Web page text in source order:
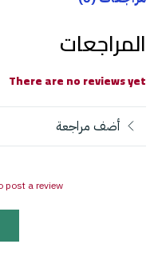
المراجعات
There are no reviews yet
أضف مراجعة
post a review